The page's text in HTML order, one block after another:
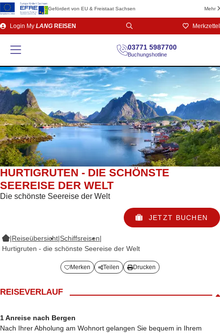
Gefördert von EU & Freistaat Sachsen Mehr
Direkt
zum
Login My LANG REISEN Merkzettel
03771 5987700
Buchungshotline
HURTIGRUTEN - DIE SCHÖNSTE
SEEREISE DER WELT
Die schönste Seereise der Welt
JETZT BUCHEN
|Reiseübersicht|Schiffsreisen|
Hurtigruten - die schönste Seereise der Welt
Merken Teilen Drucken
REISEVERLAUF
1 Anreise nach Bergen
Nach Ihrer Abholung am Wohnort gelangen Sie bequem in Ihrem